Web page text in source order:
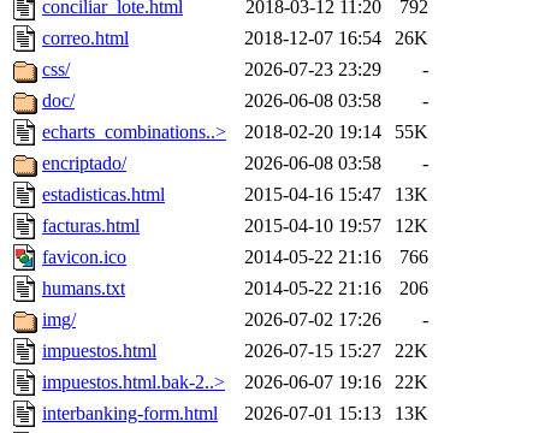
conciliar_lote.html
2018-03-12 11:20
792
correo.html
2018-12-07 16:54
26K
css/
2026-07-23 23:29
-
doc/
2026-06-08 03:58
-
echarts_combinations..>
2018-02-20 19:14
55K
encriptado/
2026-06-08 03:58
-
estadisticas.html
2015-04-16 15:47
13K
facturas.html
2015-04-10 19:57
12K
favicon.ico
2014-05-22 21:16
766
humans.txt
2014-05-22 21:16
206
img/
2026-07-02 17:26
-
impuestos.html
2026-07-15 15:27
22K
impuestos.html.bak-2..>
2026-06-07 19:16
22K
interbanking-form.html
2026-07-01 15:13
13K